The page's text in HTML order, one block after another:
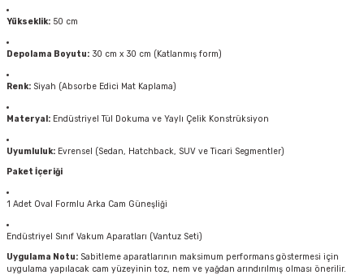
Yükseklik: 50 cm
Depolama Boyutu: 30 cm x 30 cm (Katlanmış form)
Renk: Siyah (Absorbe Edici Mat Kaplama)
Materyal: Endüstriyel Tül Dokuma ve Yaylı Çelik Konstrüksiyon
Uyumluluk: Evrensel (Sedan, Hatchback, SUV ve Ticari Segmentler)
Paket İçeriği
1 Adet Oval Formlu Arka Cam Güneşliği
Endüstriyel Sınıf Vakum Aparatları (Vantuz Seti)
Uygulama Notu: Sabitleme aparatlarının maksimum performans göstermesi için
uygulama yapılacak cam yüzeyinin toz, nem ve yağdan arındırılmış olması önerilir.